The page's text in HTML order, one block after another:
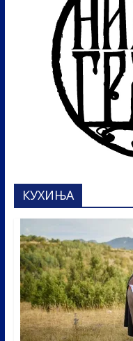
КУХИЊА